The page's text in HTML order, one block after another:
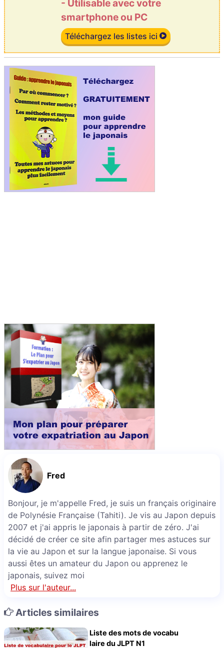
- Utilisable avec votre
smartphone ou PC
Téléchargez les listes ici
Fred
Bonjour, je m'appelle Fred, je suis un français originaire
de Polynésie Française (Tahiti). Je vis au Japon depuis
2007 et j'ai appris le japonais à partir de zéro. J'ai
décidé de créer ce site afin partager mes astuces sur
la vie au Japon et sur la langue japonaise. Si vous
aussi êtes un amateur du Japon ou apprenez le
japonais, suivez moi
Plus sur l'auteur...
Articles similaires
Liste des mots de vocabu
laire du JLPT N1